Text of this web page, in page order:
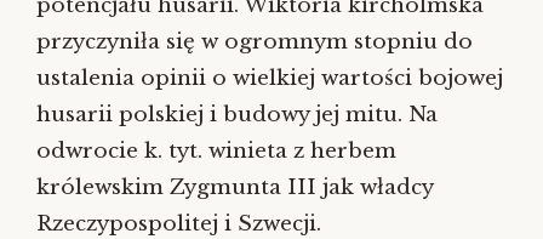
potencjału husarii. Wiktoria kircholmska
przyczyniła się w ogromnym stopniu do
ustalenia opinii o wielkiej wartości bojowej
husarii polskiej i budowy jej mitu. Na
odwrocie k. tyt. winieta z herbem
królewskim Zygmunta III jak władcy
Rzeczypospolitej i Szwecji.